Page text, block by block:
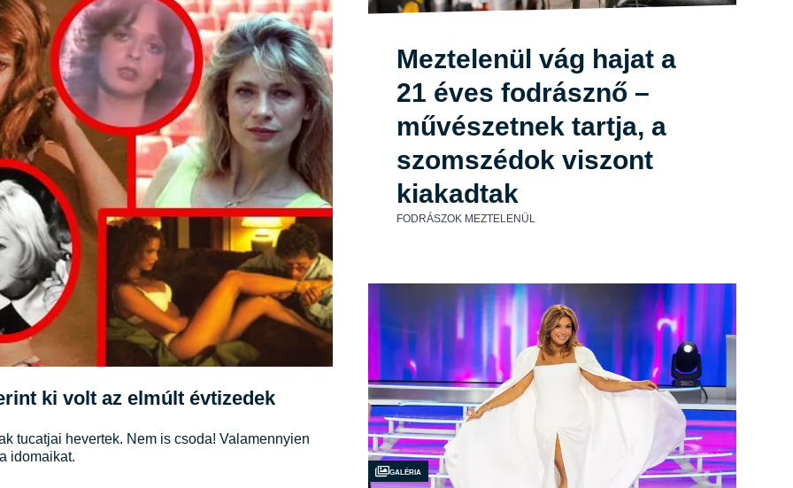
ki volt az elmúlt évtizedek
tucatjai hevertek. Nem is csoda! Valamennyien
idomaikat.
Meztelenül vág hajat a
21 éves fodrásznő –
művészetnek tartja, a
szomszédok viszont
kiakadtak
FODRÁSZOK MEZTELENÜL
Galéria